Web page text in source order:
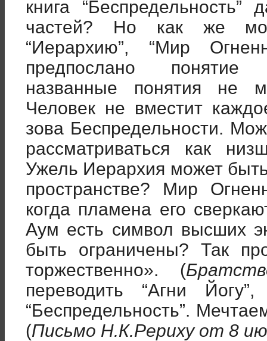
книга
частей? Но как же
“Иерархию”, “Мир
предпослано понятие
названные понятия не
Человек не вместит
зова Беспредельности.
рассматриваться как
Ужель Иерархия может
пространстве? Мир
когда пламена его
Аум есть символ высших
быть ограничены? Так
торжественно». (
переводить “Агни
“Беспредельность”.
(Письмо Н.К.Рериху от 8